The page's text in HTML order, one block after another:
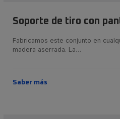
Soporte de tiro con
Fabricamos este conjunto en
madera aserrada. La…
Saber más